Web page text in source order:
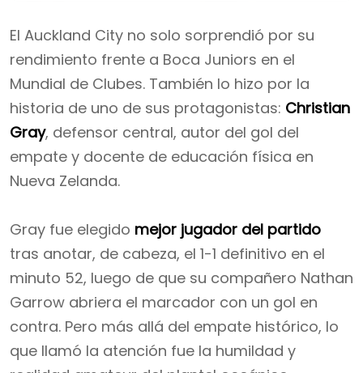
El Auckland City no solo sorprendió por su
rendimiento frente a Boca Juniors en el
Mundial de Clubes. También lo hizo por la
historia de uno de sus protagonistas: Christian
Gray, defensor central, autor del gol del
empate y docente de educación física en
Nueva Zelanda.
Gray fue elegido mejor jugador del partido
tras anotar, de cabeza, el 1-1 definitivo en el
minuto 52, luego de que su compañero Nathan
Garrow abriera el marcador con un gol en
contra. Pero más allá del empate histórico, lo
que llamó la atención fue la humildad y